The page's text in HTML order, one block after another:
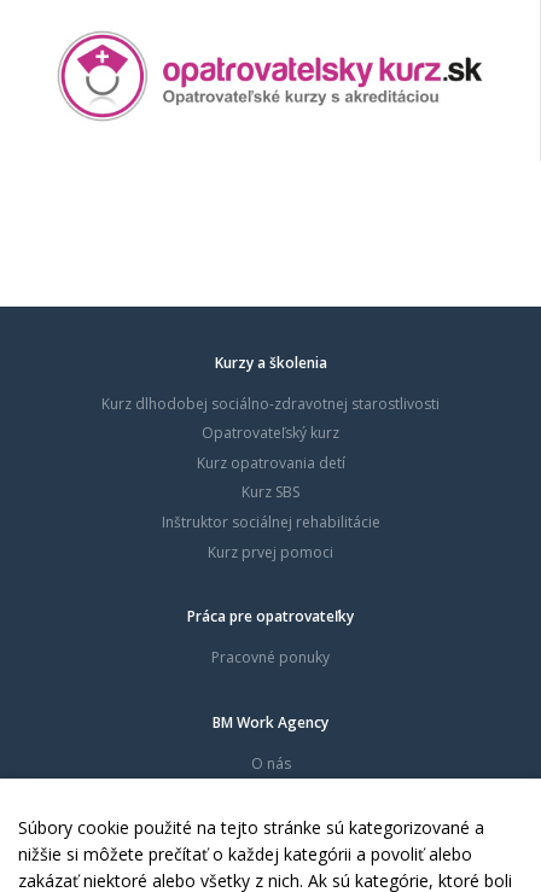
Kurzy a školenia
Kurz dlhodobej sociálno-zdravotnej starostlivosti
Opatrovateľský kurz
Kurz opatrovania detí
Kurz SBS
Inštruktor sociálnej rehabilitácie
Kurz prvej pomoci
Práca pre opatrovateľky
Pracovné ponuky
BM Work Agency
O nás
Dokumenty
Kontakty
Súbory cookie použité na tejto stránke sú kategorizované a
nižšie si môžete prečítať o každej kategórii a povoliť alebo
zakázať niektoré alebo všetky z nich. Ak sú kategórie, ktoré boli